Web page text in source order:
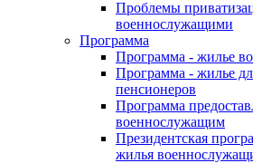
Проблемы
военнослужащими
Программа
Программа - жилье
Программа - жилье
пенсионеров
Программа
военнослужащим
Президентская
жилья